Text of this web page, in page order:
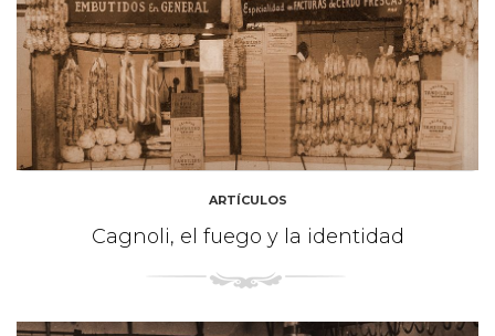
ARTÍCULOS
Cagnoli, el fuego y la identidad